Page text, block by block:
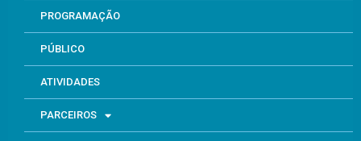
PROGRAMAÇÃO
PÚBLICO
ATIVIDADES
PARCEIROS